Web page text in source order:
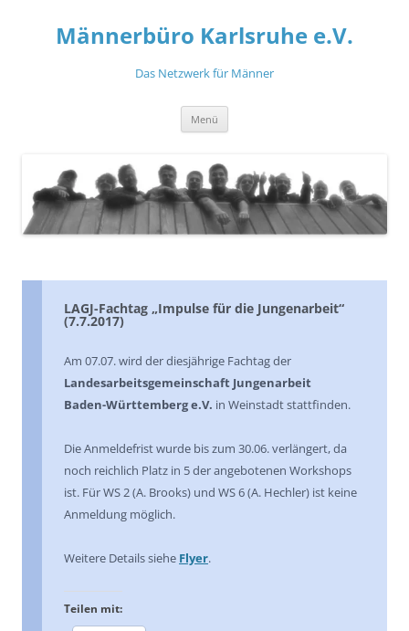
springenMännerbüro Karlsruhe e.V.
Das Netzwerk für Männer
Menü
LAGJ-Fachtag „Impulse für die Jungenarbeit“
(7.7.2017)
Am 07.07. wird der diesjährige Fachtag der
Landesarbeitsgemeinschaft Jungenarbeit
Baden-Württemberg e.V. in Weinstadt stattfinden.
Die Anmeldefrist wurde bis zum 30.06. verlängert, da
noch reichlich Platz in 5 der angebotenen Workshops
ist. Für WS 2 (A. Brooks) und WS 6 (A. Hechler) ist keine
Anmeldung möglich.
Weitere Details siehe Flyer.
Teilen mit: